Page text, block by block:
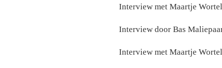
Interview met Maartje
Interview door Bas
Interview met Maartje